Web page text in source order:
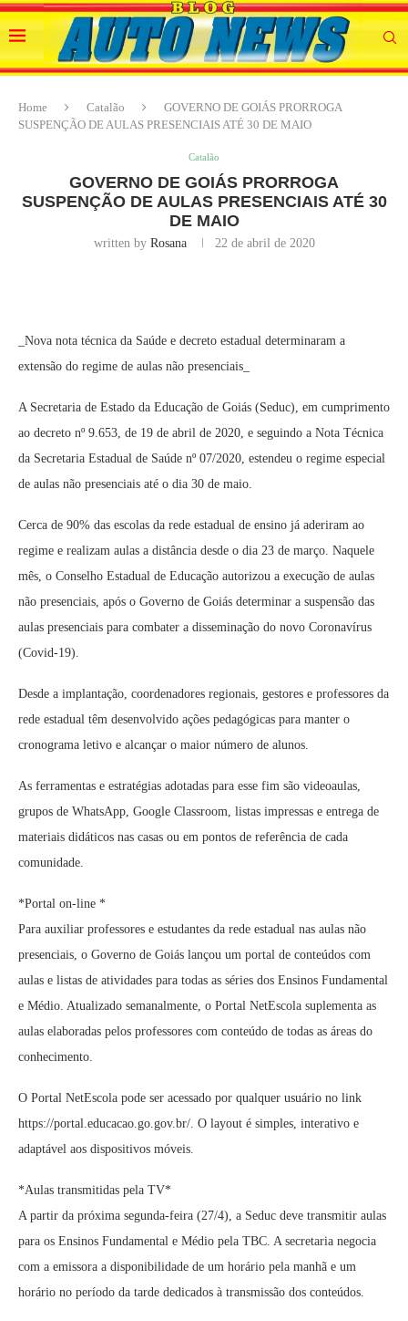
Home Catalão
GOVERNO DE GOIÁS PRORROGA
SUSPENÇÃO DE AULAS PRESENCIAIS ATÉ 30 DE MAIO
Catalão
GOVERNO DE GOIÁS PRORROGA
SUSPENÇÃO DE AULAS PRESENCIAIS ATÉ 30
DE MAIO
written by Rosana 22 de abril de 2020
_Nova nota técnica da Saúde e decreto estadual determinaram a
extensão do regime de aulas não presenciais_
A Secretaria de Estado da Educação de Goiás (Seduc), em cumprimento
ao decreto nº 9.653, de 19 de abril de 2020, e seguindo a Nota Técnica
da Secretaria Estadual de Saúde nº 07/2020, estendeu o regime especial
de aulas não presenciais até o dia 30 de maio.
Cerca de 90% das escolas da rede estadual de ensino já aderiram ao
regime e realizam aulas a distância desde o dia 23 de março. Naquele
mês, o Conselho Estadual de Educação autorizou a execução de aulas
não presenciais, após o Governo de Goiás determinar a suspensão das
aulas presenciais para combater a disseminação do novo Coronavírus
(Covid-19).
Desde a implantação, coordenadores regionais, gestores e professores da
rede estadual têm desenvolvido ações pedagógicas para manter o
cronograma letivo e alcançar o maior número de alunos.
As ferramentas e estratégias adotadas para esse fim são videoaulas,
grupos de WhatsApp, Google Classroom, listas impressas e entrega de
materiais didáticos nas casas ou em pontos de referência de cada
comunidade.
*Portal on-line *
Para auxiliar professores e estudantes da rede estadual nas aulas não
presenciais, o Governo de Goiás lançou um portal de conteúdos com
aulas e listas de atividades para todas as séries dos Ensinos Fundamental
e Médio. Atualizado semanalmente, o Portal NetEscola suplementa as
aulas elaboradas pelos professores com conteúdo de todas as áreas do
conhecimento.
O Portal NetEscola pode ser acessado por qualquer usuário no link
https://portal.educacao.go.gov.br/. O layout é simples, interativo e
adaptável aos dispositivos móveis.
*Aulas transmitidas pela TV*
A partir da próxima segunda-feira (27/4), a Seduc deve transmitir aulas
para os Ensinos Fundamental e Médio pela TBC. A secretaria negocia
com a emissora a disponibilidade de um horário pela manhã e um
horário no período da tarde dedicados à transmissão dos conteúdos.